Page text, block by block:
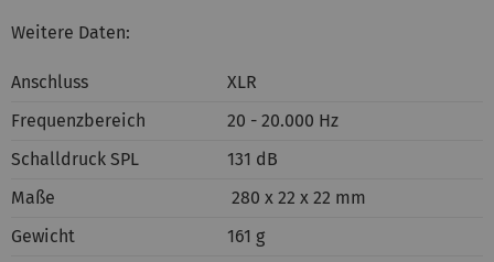
Weitere Daten:
Anschluss
XLR
Frequenzbereich
20 - 20.000 Hz
Schalldruck SPL
131 dB
Maße
280 x 22 x 22 mm
Gewicht
161 g